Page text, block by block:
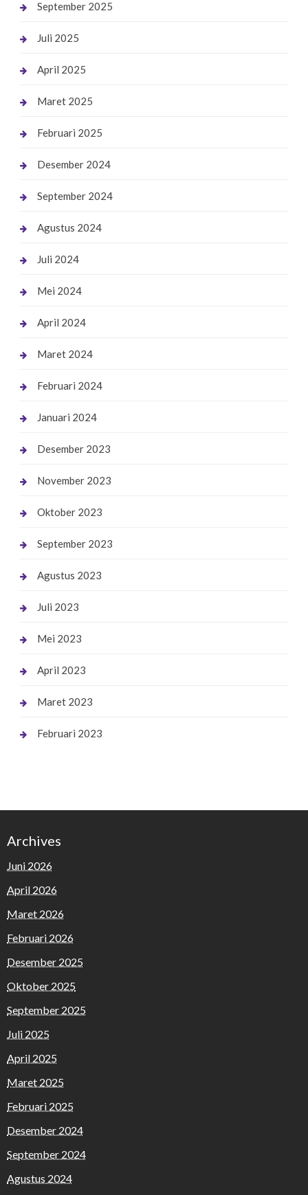
September 2025
Juli 2025
April 2025
Maret 2025
Februari 2025
Desember 2024
September 2024
Agustus 2024
Juli 2024
Mei 2024
April 2024
Maret 2024
Februari 2024
Januari 2024
Desember 2023
November 2023
Oktober 2023
September 2023
Agustus 2023
Juli 2023
Mei 2023
April 2023
Maret 2023
Februari 2023
Archives
Juni 2026
April 2026
Maret 2026
Februari 2026
Desember 2025
Oktober 2025
September 2025
Juli 2025
April 2025
Maret 2025
Februari 2025
Desember 2024
September 2024
Agustus 2024